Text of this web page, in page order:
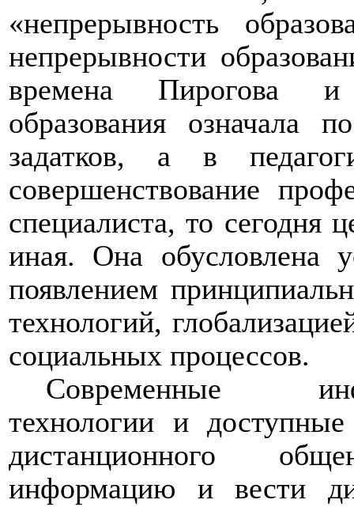
«непрерывность
непрерывности
времена Пирогова и
образования означала
задатков, а в
совершенствование
специалиста, то сегодня
иная. Она обусловлена
появлением
технологий,
социальных процессов.
Современные
технологии и
дистанционного
информацию и вести